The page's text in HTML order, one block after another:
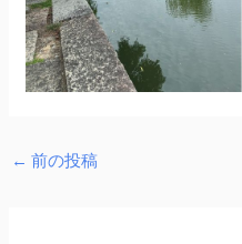
← 前の投稿